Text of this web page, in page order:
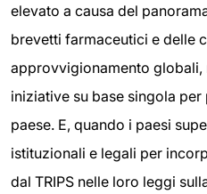
elevato a causa del
brevetti farmaceutici e delle
approvvigionamento
iniziative su base singola
paese. E, quando i paesi
istituzionali e legali per
dal TRIPS nelle loro leggi